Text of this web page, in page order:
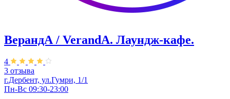
ВерандА / VerandA. ​Лаундж-кафе.
4
3 отзыва
г.Дербент, ул.Гумри, 1/1
Пн-Вс 09:30-23:00